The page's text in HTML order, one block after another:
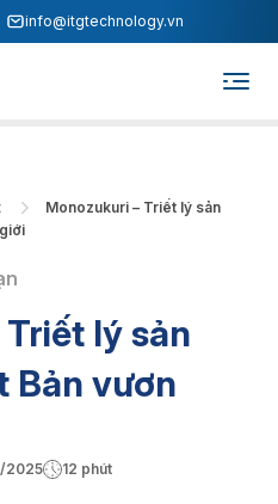
info@itgtechnology.vn
Monozukuri – Triết lý sản
lý sản
Bản vươn
2025 12 phút